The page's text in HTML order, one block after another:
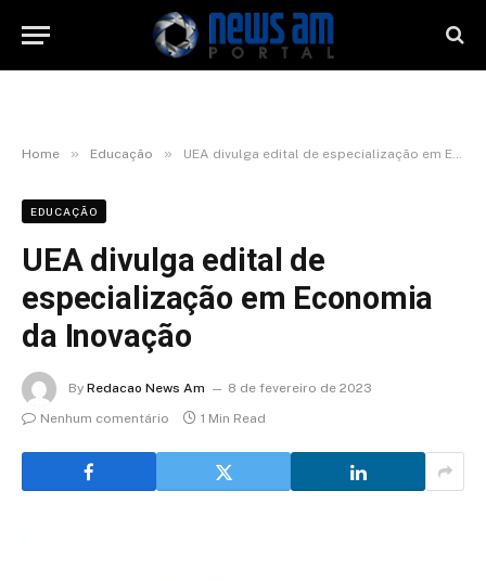
Home » Educação » UEA divulga edital de especialização em Economia da Inovação
EDUCAÇÃO
UEA divulga edital de
especialização em Economia
da Inovação
By Redacao News Am
8 de fevereiro de 2023
Nenhum comentário
1 Min Read